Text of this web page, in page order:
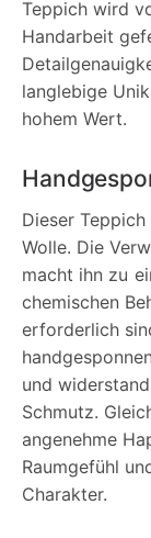
Teppich wird
Handarbeit
langlebige
hohem Wert.
Dieser
Wolle. Die
macht ihn zu
chemischen
erforderlich
und
Schmutz.
angenehme
Raumgefühl
Charakter.